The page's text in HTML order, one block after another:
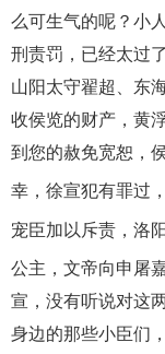
么可生气的呢？小
刑责罚，已经太过
山阳太守翟超、东
收侯览的财产，黄
到您的赦免宽恕，
幸，徐宣犯有罪过
宠臣加以斥责，洛
公主，文帝向申屠
宣，没有听说对这
身边的那些小臣们